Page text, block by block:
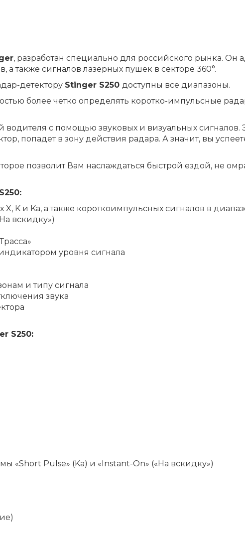
, разработан специально для российского рынка. Он
также сигналов лазерных пушек в секторе 360°.
детектору Stinger S250 доступны все диапазоны.
более четко определять коротко-импульсные
водителя с помощью звуковых и визуальных сигналов.
попадет в зону действия радара. А значит, вы
позволит Вам наслаждаться быстрой ездой, не
K и Ka, а также короткоимпульсных сигналов в
вскидку»)
уровня сигнала
и типу сигнала
звука
S250:
Pulse» (Ka) и «Instant-On» («На вскидку»)